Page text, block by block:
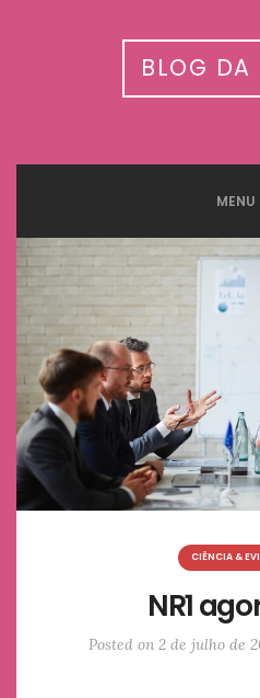
BLOG DA
MENU
CIÊNCIA &
NR1
Posted on 2 de julho de
Inteligência Artificial nas APAEs:
tecnologia, autismo e cuidado
5 Benefícios da humanização do
13 de setembro de 2025
Meditação e Cérebro: Descubra
12 de setembro de 2025